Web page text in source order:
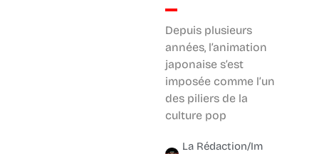
Depuis plusieurs
années, l’animation
japonaise s’est
imposée comme l’un
des piliers de la
culture pop
La Rédaction/Im